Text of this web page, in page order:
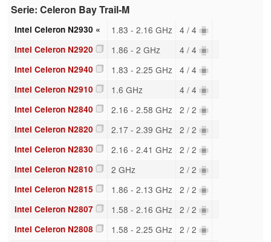
Serie: Celeron Bay Trail-M
Intel Celeron N2930 « 1.83 - 2.16 GHz 4 / 4
Intel Celeron N2920 1.86 - 2 GHz 4 / 4
Intel Celeron N2940 1.83 - 2.25 GHz 4 / 4
Intel Celeron N2910 1.6 GHz 4 / 4
Intel Celeron N2840 2.16 - 2.58 GHz 2 / 2
Intel Celeron N2820 2.17 - 2.39 GHz 2 / 2
Intel Celeron N2830 2.16 - 2.41 GHz 2 / 2
Intel Celeron N2810 2 GHz 2 / 2
Intel Celeron N2815 1.86 - 2.13 GHz 2 / 2
Intel Celeron N2807 1.58 - 2.16 GHz 2 / 2
Intel Celeron N2808 1.58 - 2.25 GHz 2 / 2